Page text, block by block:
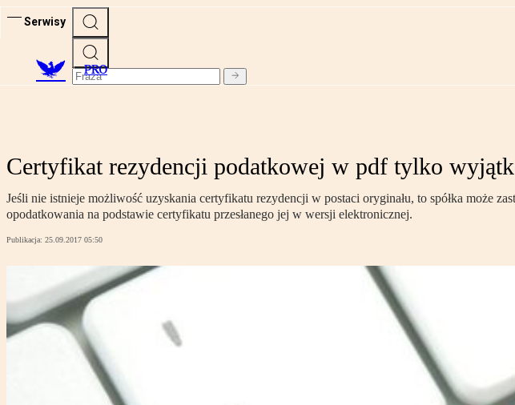
Serwisy
PRO
Certyfikat rezydencji podatkowej w pdf tylko
Jeśli nie istnieje możliwość uzyskania certyfikatu rezydencji w postaci oryginału, to spółka może
opodatkowania na podstawie certyfikatu przesłanego jej w wersji elektronicznej.
Publikacja: 25.09.2017 05:50